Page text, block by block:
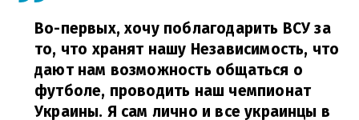
Во-первых, хочу поблагодарить ВСУ за
то, что хранят нашу Независимость, что
дают нам возможность общаться о
футболе, проводить наш чемпионат
Украины. Я сам лично и все украинцы в